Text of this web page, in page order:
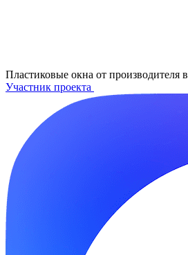
Пластиковые окна от производителя в
Участник проекта